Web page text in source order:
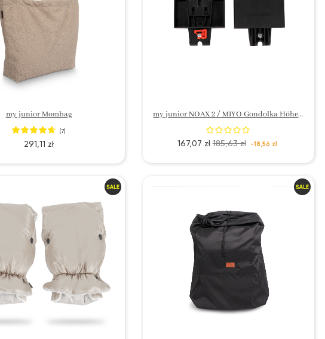
my junior Mombag
(7)
291,11 zł
my junior NOAX 2 / MIYO Gondolka Höhenadapter
167,07 zł 185,63 zł -18,56 zł